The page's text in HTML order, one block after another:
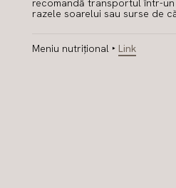
recomandă transportul într-
razele soarelui sau surse de
Meniu nutrițional ‣ Link